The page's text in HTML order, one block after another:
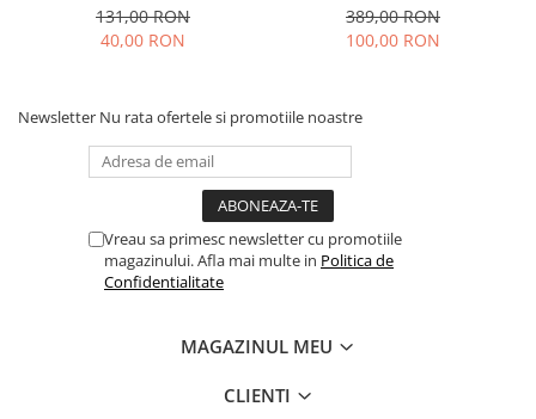
131,00 RON
40,00 RON
389,00 RON
100,00 RON
Newsletter Nu rata ofertele si promotiile noastre
Vreau sa primesc newsletter cu promotiile
magazinului. Afla mai multe in Politica de
Confidentialitate
MAGAZINUL MEU
CLIENTI